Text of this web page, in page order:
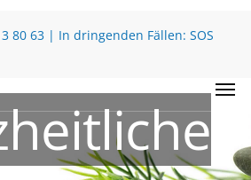
80 63| In dringenden Fällen: SOS